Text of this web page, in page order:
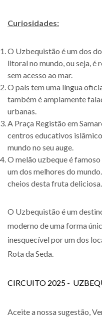
Curiosidades:
O Uzbequistão é um dos
litoral no mundo, ou seja, é
sem acesso ao mar.
O país tem uma língua
também é amplamente
urbanas.
A Praça Registão em
centros educativos
mundo no seu auge.
O melão uzbeque é
um dos melhores do
cheios desta fruta deliciosa.
O Uzbequistão é um
moderno de uma forma
inesquecível por um dos
Rota da Seda.
CIRCUITO 2025 -
Aceite a nossa sugestão,